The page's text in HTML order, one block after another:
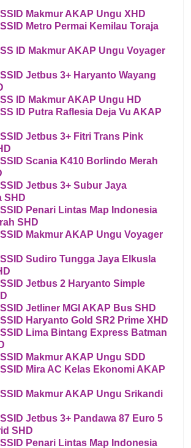
Makmur AKAP Ungu XHD
Metro Permai Kemilau Toraja
ID Makmur AKAP Ungu Voyager
Jetbus 3+ Haryanto Wayang
ID Makmur AKAP Ungu HD
ID Putra Raflesia Deja Vu AKAP
Jetbus 3+ Fitri Trans Pink
Scania K410 Borlindo Merah
Jetbus 3+ Subur Jaya
SHD
Penari Lintas Map Indonesia
SHD
Makmur AKAP Ungu Voyager
Sudiro Tungga Jaya Elkusla
Jetbus 2 Haryanto Simple
Jetliner MGI AKAP Bus SHD
Haryanto Gold SR2 Prime XHD
Lima Bintang Express Batman
Makmur AKAP Ungu SDD
Mira AC Kelas Ekonomi AKAP
Makmur AKAP Ungu Srikandi
Jetbus 3+ Pandawa 87 Euro 5
SHD
Penari Lintas Map Indonesia